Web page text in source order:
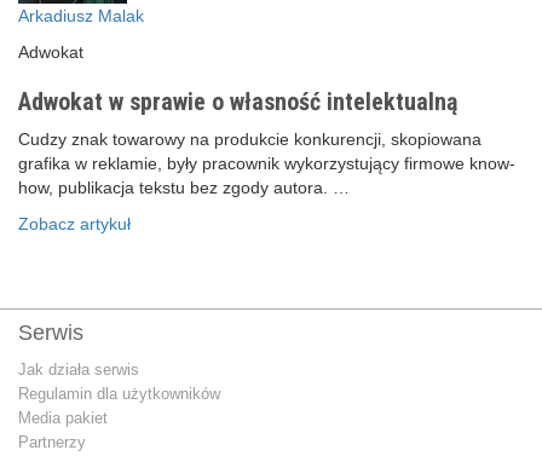
Arkadiusz Malak
Adwokat
Adwokat w sprawie o własność intelektualną
Cudzy znak towarowy na produkcie konkurencji, skopiowana
grafika w reklamie, były pracownik wykorzystujący firmowe know-
how, publikacja tekstu bez zgody autora. …
Zobacz artykuł
Serwis
Jak działa serwis
Regulamin dla użytkowników
Media pakiet
Partnerzy